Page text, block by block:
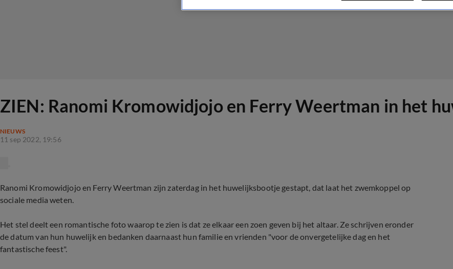
ZIEN: Ranomi Kromowidjojo en Ferry Weertman in het
NIEUWS
11 sep 2022, 19:56
Ranomi Kromowidjojo en Ferry Weertman zijn zaterdag in het huwelijksbootje gestapt, dat laat het zwemkoppel op
sociale media weten.
Het stel deelt een romantische foto waarop te zien is dat ze elkaar een zoen geven bij het altaar. Ze schrijven eronder
de datum van hun huwelijk en bedanken daarnaast hun familie en vrienden "voor de onvergetelijke dag en het
fantastische feest" .